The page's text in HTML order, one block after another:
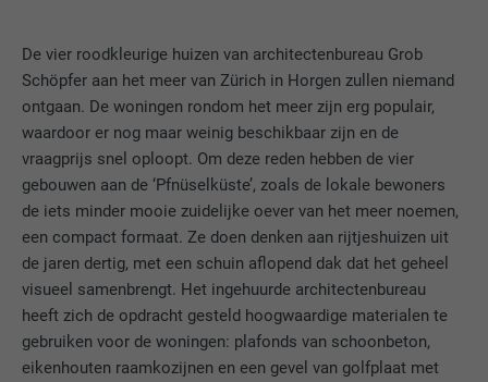
De vier roodkleurige huizen van architectenbureau Grob
Schöpfer aan het meer van Zürich in Horgen zullen niemand
ontgaan. De woningen rondom het meer zijn erg populair,
waardoor er nog maar weinig beschikbaar zijn en de
vraagprijs snel oploopt. Om deze reden hebben de vier
gebouwen aan de ‘Pfnüselküste’, zoals de lokale bewoners
de iets minder mooie zuidelijke oever van het meer noemen,
een compact formaat. Ze doen denken aan rijtjeshuizen uit
de jaren dertig, met een schuin aflopend dak dat het geheel
visueel samenbrengt. Het ingehuurde architectenbureau
heeft zich de opdracht gesteld hoogwaardige materialen te
gebruiken voor de woningen: plafonds van schoonbeton,
eikenhouten raamkozijnen en een gevel van golfplaat met